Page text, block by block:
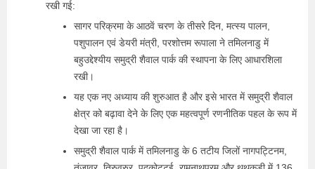
रखी गई:
सागर परिक्रमा के आठवें चरण के तीसरे दिन, मत्स्य पालन,
पशुपालन एवं डेयरी मंत्री, परशोत्तम रूपाला ने तमिलनाडु में
बहुउद्देश्यीय समुद्री शैवाल पार्क की स्थापना के लिए आधारशिला
रखी।
यह एक नए अध्याय की शुरुआत है और इसे भारत में समुद्री शैवाल
क्षेत्र को बढ़ावा देने के लिए एक महत्वपूर्ण रणनीतिक पहल के रूप में
देखा जा रहा है।
समुद्री शैवाल पार्क में तमिलनाडु के 6 तटीय जिलों नागपट्टिनम,